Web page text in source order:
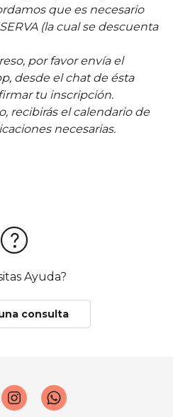
que es necesario
(la cual se descuenta
por favor envía el
desde el chat de ésta
tu inscripción.
recibirás el calendario de
necesarias.
Ayuda?
consulta